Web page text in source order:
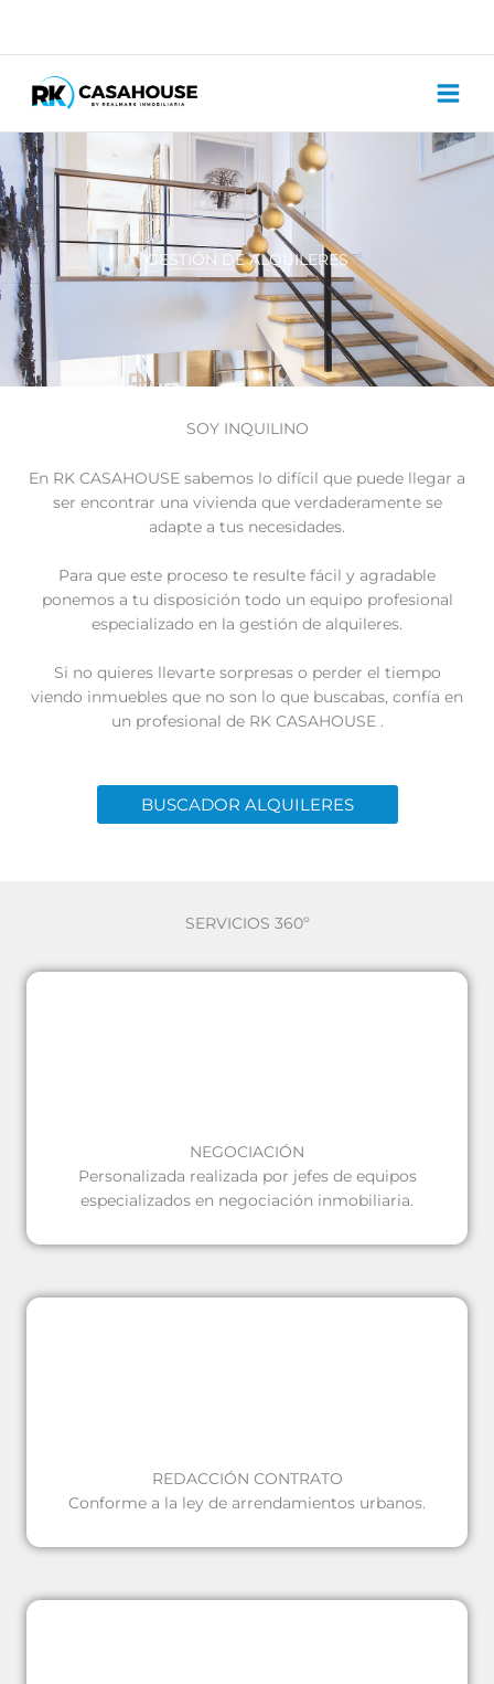
contenido
GESTIÓN DE ALQUILERES
SOY INQUILINO
En RK CASAHOUSE sabemos lo difícil que puede llegar a
ser encontrar una vivienda que verdaderamente se
adapte a tus necesidades.
Para que este proceso te resulte fácil y agradable
ponemos a tu disposición todo un equipo profesional
especializado en la gestión de alquileres.
Si no quieres llevarte sorpresas o perder el tiempo
viendo inmuebles que no son lo que buscabas, confía en
un profesional de RK CASAHOUSE .
BUSCADOR ALQUILERES
SERVICIOS 360º
NEGOCIACIÓN
Personalizada realizada por jefes de equipos
especializados en negociación inmobiliaria.
REDACCIÓN CONTRATO
Conforme a la ley de arrendamientos urbanos.